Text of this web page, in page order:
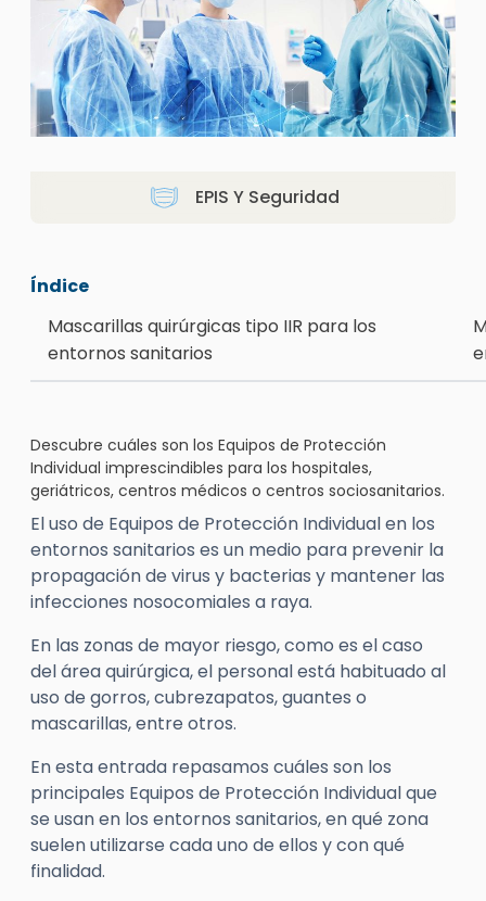
EPIS Y Seguridad
Índice
Mascarillas quirúrgicas tipo IIR para los
entornos sanitarios
Descubre cuáles son los Equipos de Protección
Individual imprescindibles para los hospitales,
geriátricos, centros médicos o centros sociosanitarios.
El uso de Equipos de Protección Individual en los
entornos sanitarios es un medio para prevenir la
propagación de virus y bacterias y mantener las
infecciones nosocomiales a raya.
En las zonas de mayor riesgo, como es el caso
del área quirúrgica, el personal está habituado al
uso de gorros, cubrezapatos, guantes o
mascarillas, entre otros.
En esta entrada repasamos cuáles son los
principales Equipos de Protección Individual que
se usan en los entornos sanitarios, en qué zona
suelen utilizarse cada uno de ellos y con qué
finalidad.